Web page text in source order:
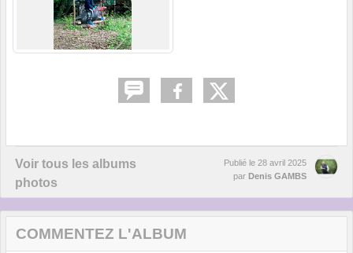
Voir tous les albums
photos
Publié le 28 avril 2025
par Denis GAMBS
COMMENTEZ L'ALBUM